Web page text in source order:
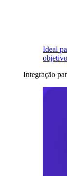
Ideal
Integração